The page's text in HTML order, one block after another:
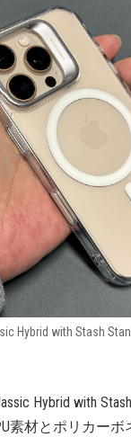
Hybrid with Stash
Hybrid with
素材とポリカー